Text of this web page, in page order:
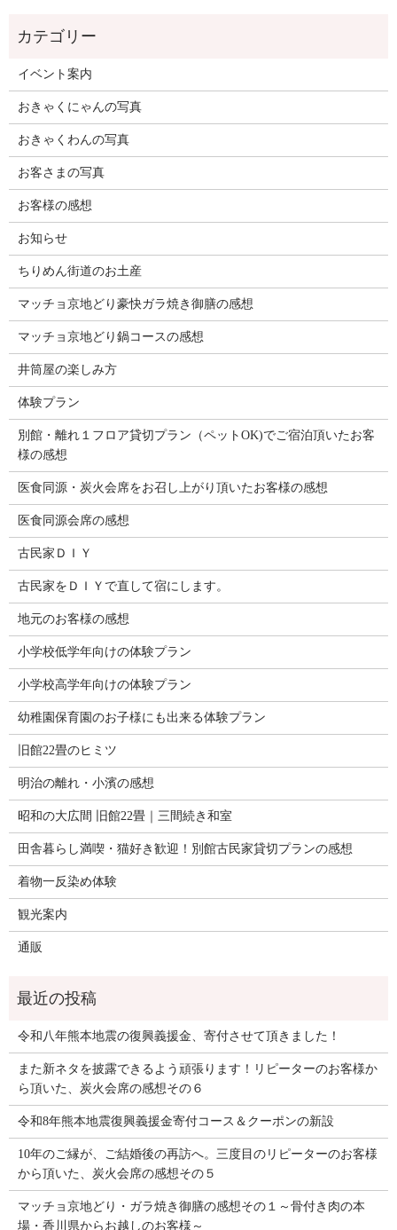
イベント案内
おきゃくにゃんの写真
おきゃくわんの写真
お客さまの写真
お客様の感想
お知らせ
ちりめん街道のお土産
マッチョ京地どり豪快ガラ焼き御膳の感想
マッチョ京地どり鍋コースの感想
井筒屋の楽しみ方
体験プラン
別館・離れ１フロア貸切プラン（ペットOK)でご宿泊頂いたお客
様の感想
医食同源・炭火会席をお召し上がり頂いたお客様の感想
医食同源会席の感想
古民家ＤＩＹ
古民家をＤＩＹで直して宿にします。
地元のお客様の感想
小学校低学年向けの体験プラン
小学校高学年向けの体験プラン
幼稚園保育園のお子様にも出来る体験プラン
旧館22畳のヒミツ
明治の離れ・小濱の感想
昭和の大広間 旧館22畳｜三間続き和室
田舎暮らし満喫・猫好き歓迎！別館古民家貸切プランの感想
着物一反染め体験
観光案内
通販
令和八年熊本地震の復興義援金、寄付させて頂きました！
また新ネタを披露できるよう頑張ります！リピーターのお客様か
ら頂いた、炭火会席の感想その６
令和8年熊本地震復興義援金寄付コース＆クーポンの新設
10年のご縁が、ご結婚後の再訪へ。三度目のリピーターのお客様
から頂いた、炭火会席の感想その５
マッチョ京地どり・ガラ焼き御膳の感想その１～骨付き肉の本
場・香川県からお越しのお客様～